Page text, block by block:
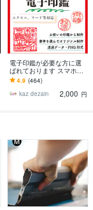
電子印鑑が必要な方に選
ばれております スマホで
撮影した写真が印鑑にな
りますよ！新たに欧文タ
イプ登場
4.9 (464)
kaz dezain
2,000 円